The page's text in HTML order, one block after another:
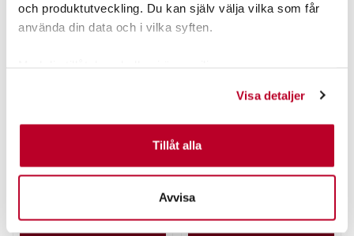
och produktutveckling. Du kan själv välja vilka som får
använda din data och i vilka syften.
Identifiera din enhet genom att aktivt skanna den för
specifika kännetecken (fingeravtryck)
Ta reda på mer om hur dina personliga uppgifter
Du kan ändra eller dra tillbaka ditt samtycke när som
helst från cookie-förklaringen.
Visa detaljer
Tillåt alla
Avvisa
ABU Diplomat V2 Combo
949,00 krTidigare pris:
1 199,00 kr
1 199,00 kr
LÄS MER
Baltic Winner Auto Svart
949,00 krTidigare pris:
1 198,00 kr
1 198,00 kr
LÄGG I VARUKORGEN